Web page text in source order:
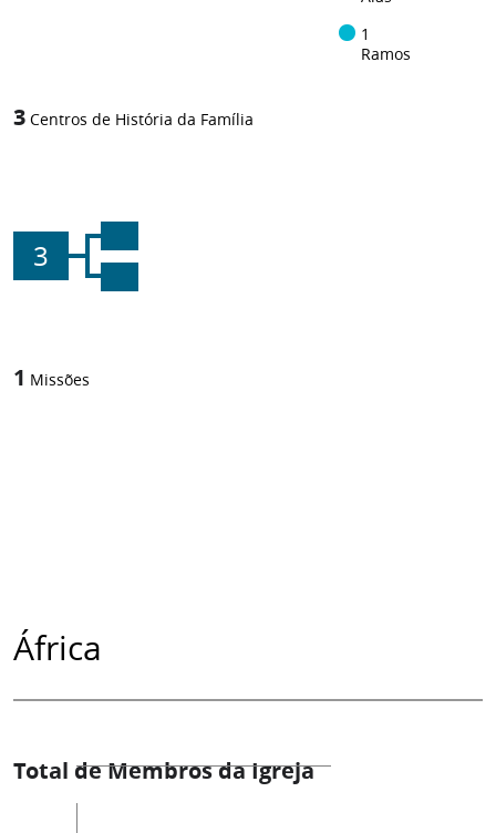
1
Ramos
3 Centros de História da Família
3
1 Missões
África
Total de Membros da Igreja